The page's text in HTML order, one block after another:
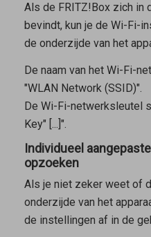
Als de FRITZ!Box zich in
bevindt, kun je de Wi-Fi-
de onderzijde van het
De naam van het Wi-Fi-
"WLAN Network (SSID)".
De Wi-Fi-netwerksleutel
Key" [...]".
Individueel
opzoeken
Als je niet zeker weet of
onderzijde van het
de instellingen af in de